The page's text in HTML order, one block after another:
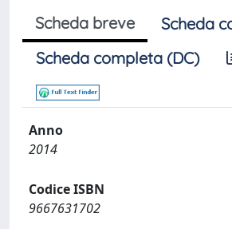
Scheda breve
Scheda
Scheda completa (DC)
Anno
2014
Codice ISBN
9667631702